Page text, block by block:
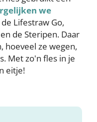
we
de Lifestraw Go,
de Steripen. Daar
hoeveel ze wegen,
Met zo'n fles in je
eitje!